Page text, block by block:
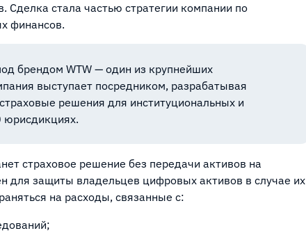
стала частью стратегии компании по
финансов.
брендом WTW — один из крупнейших
выступает посредником, разрабатывая
решения для институциональных и
юрисдикциях.
страховое решение без передачи активов на
для защиты владельцев цифровых активов в случае их
на расходы, связанные с: